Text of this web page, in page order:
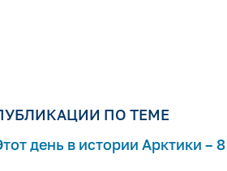
ПО ТЕМЕ
день в истории Арктики – 8